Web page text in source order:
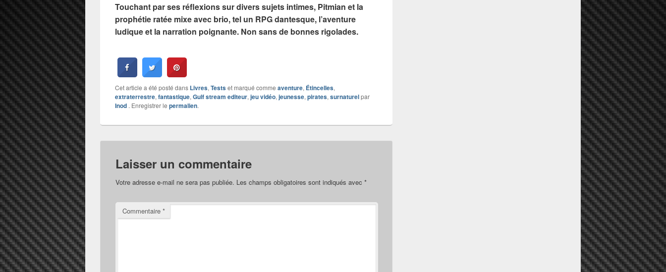
Touchant par ses réflexions sur divers sujets intimes, Pitmian et la
prophétie ratée mixe avec brio, tel un RPG dantesque, l’aventure
ludique et la narration poignante. Non sans de bonnes rigolades.
Cet article a été posté dans Livres, Testset marqué comme aventure, Étincelles,
extraterrestre, fantastique, Gulf stream editeur, jeu vidéo, jeunesse, pirates, surnaturelpar
Inod . Enregistrer le permalien.
Laisser un commentaire
Votre adresse e-mail ne sera pas publiée. Les champs obligatoires sont indiqués avec *
Commentaire *